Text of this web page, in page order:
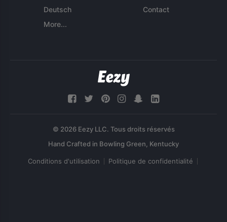
Deutsch
More...
Contact
© 2026 Eezy LLC. Tous droits réservés
Conditions d'utilisation Politique de confidentialité